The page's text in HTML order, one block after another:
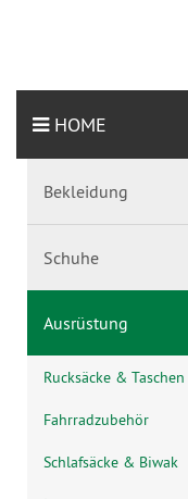
HOME
Bekleidung
Schuhe
Ausrüstung
Rucksäcke & Taschen
Fahrradzubehör
Schlafsäcke & Biwak